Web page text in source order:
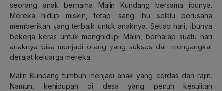
seorang anak bernama Malin Kundang bersama ibunya.
Mereka hidup miskin, tetapi sang ibu selalu berusaha
memberikan yang terbaik untuk anaknya. Setiap hari, ibunya
bekerja keras untuk menghidupi Malin, berharap suatu hari
anaknya bisa menjadi orang yang sukses dan mengangkat
derajat keluarga mereka.
Malin Kundang tumbuh menjadi anak yang cerdas dan rajin.
Namun, kehidupan di desa yang penuh kesulitan